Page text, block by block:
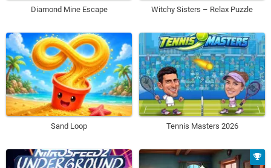
Diamond Mine Escape Witchy Sisters – Relax Puzzle
Sand Loop Tennis Masters 2026